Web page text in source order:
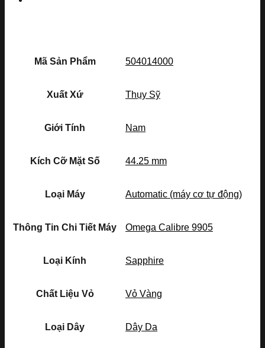
Mã Sản Phẩm 504014000
Xuất Xứ Thụy Sỹ
Giới Tính Nam
Kích Cỡ Mặt Số 44.25 mm
Loại Máy Automatic (máy cơ tự động)
Thông Tin Chi Tiết Máy Omega Calibre 9905
Loại Kính Sapphire
Chất Liệu Vỏ Vỏ Vàng
Loại Dây Dây Da